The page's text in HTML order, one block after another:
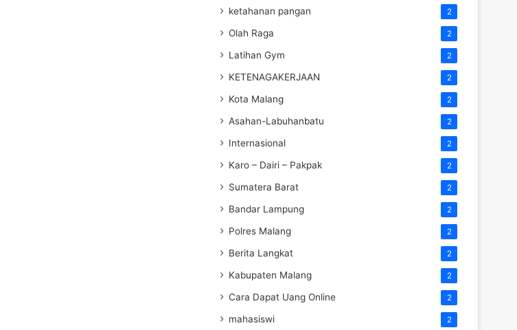
ketahanan pangan 2
Olah Raga 2
Latihan Gym 2
KETENAGAKERJAAN 2
Kota Malang 2
Asahan-Labuhanbatu 2
Internasional 2
Karo – Dairi – Pakpak 2
Sumatera Barat 2
Bandar Lampung 2
Polres Malang 2
Berita Langkat 2
Kabupaten Malang 2
Cara Dapat Uang Online 2
mahasiswi 2